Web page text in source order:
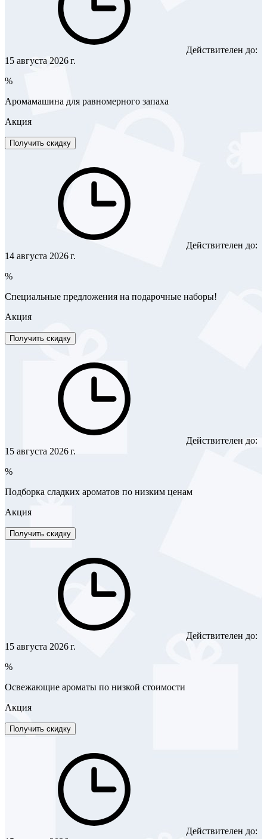
Действителен до:
15 августа 2026 г.
%
Аромамашина для равномерного запаха
Акция
Получить скидку
Действителен до:
14 августа 2026 г.
%
Специальные предложения на подарочные наборы!
Акция
Получить скидку
Действителен до:
15 августа 2026 г.
%
Подборка сладких ароматов по низким ценам
Акция
Получить скидку
Действителен до:
15 августа 2026 г.
%
Освежающие ароматы по низкой стоимости
Акция
Получить скидку
Действителен до: